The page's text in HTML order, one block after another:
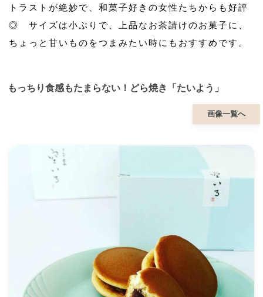
トラストが絶妙で、和菓子好きの女性たちからも好評
◎ サイズは小ぶりで、上品なお茶請けのお菓子に、
ちょっと甘いものをつまみたい時にもおすすめです。
もっちり食感もたまらない！どら焼き「たいよう」
画像一覧へ